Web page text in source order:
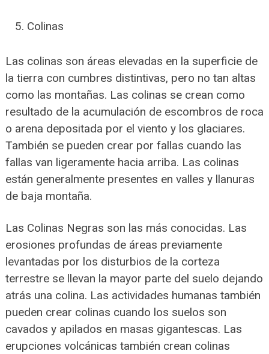
Colinas
Las colinas son áreas elevadas en la superficie de
la tierra con cumbres distintivas, pero no tan altas
como las montañas. Las colinas se crean como
resultado de la acumulación de escombros de roca
o arena depositada por el viento y los glaciares.
También se pueden crear por fallas cuando las
fallas van ligeramente hacia arriba. Las colinas
están generalmente presentes en valles y llanuras
de baja montaña.
Las Colinas Negras son las más conocidas. Las
erosiones profundas de áreas previamente
levantadas por los disturbios de la corteza
terrestre se llevan la mayor parte del suelo dejando
atrás una colina. Las actividades humanas también
pueden crear colinas cuando los suelos son
cavados y apilados en masas gigantescas. Las
erupciones volcánicas también crean colinas